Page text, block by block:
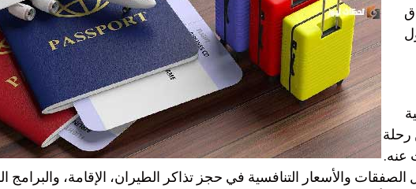
رحلة
عنه.
والأسعار التنافسية في حجز تذاكر الطيران، الإقامة، والبرامج